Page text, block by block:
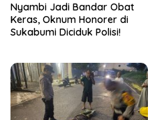
Nyambi Jadi Bandar Obat
Keras, Oknum Honorer di
Sukabumi Diciduk Polisi!